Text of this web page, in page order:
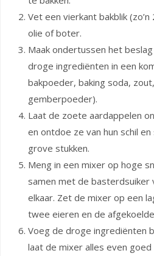
Vet een vierkant bakblik
olie of boter.
Maak ondertussen het
droge ingrediënten in een
bakpoeder, baking soda,
gemberpoeder).
Laat de zoete aardappelen
en ontdoe ze van hun schil
grove stukken.
Meng in een mixer op hoge
samen met de basterdsuiker
elkaar. Zet de mixer op een
twee eieren en de
Voeg de droge ingrediënten
laat de mixer alles even